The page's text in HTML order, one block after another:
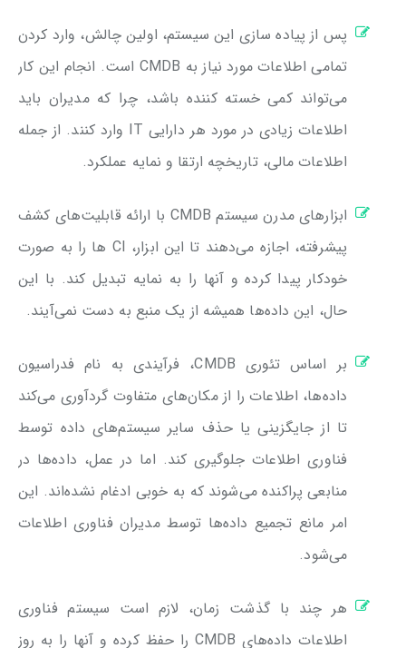
پس از پیاده سازی این سیستم، اولین چالش، وارد کردن
تمامی اطلاعات مورد نیاز به CMDB است. انجام این کار
می‌تواند کمی خسته کننده باشد، چرا که مدیران باید
اطلاعات زیادی در مورد هر دارایی IT وارد کنند. از جمله
اطلاعات مالی، تاریخچه ارتقا و نمایه عملکرد.
ابزارهای مدرن سیستم CMDB با ارائه قابلیت‌های کشف
پیشرفته، اجازه می‌دهند تا این ابزار، CI‌ ها را به صورت
خودکار پیدا کرده و آنها را به نمایه تبدیل کند. با این
حال، این داده‌ها همیشه از یک منبع به دست نمی‌آیند.
بر اساس تئوری CMDB، فرآیندی به نام فدراسیون
داده‌ها، اطلاعات را از مکان‌های متفاوت گردآوری می‌کند
تا از جایگزینی یا حذف سایر سیستم‌های داده توسط
فناوری اطلاعات جلوگیری کند. اما در عمل، داده‌ها در
منابعی پراکنده می‌شوند که به خوبی ادغام نشده‌اند. این
امر مانع تجمیع داده‌ها توسط مدیران فناوری اطلاعات
می‌شود.
هر چند با گذشت زمان، لازم است سیستم فناوری
اطلاعات داده‌های CMDB را حفظ کرده و آنها را به روز